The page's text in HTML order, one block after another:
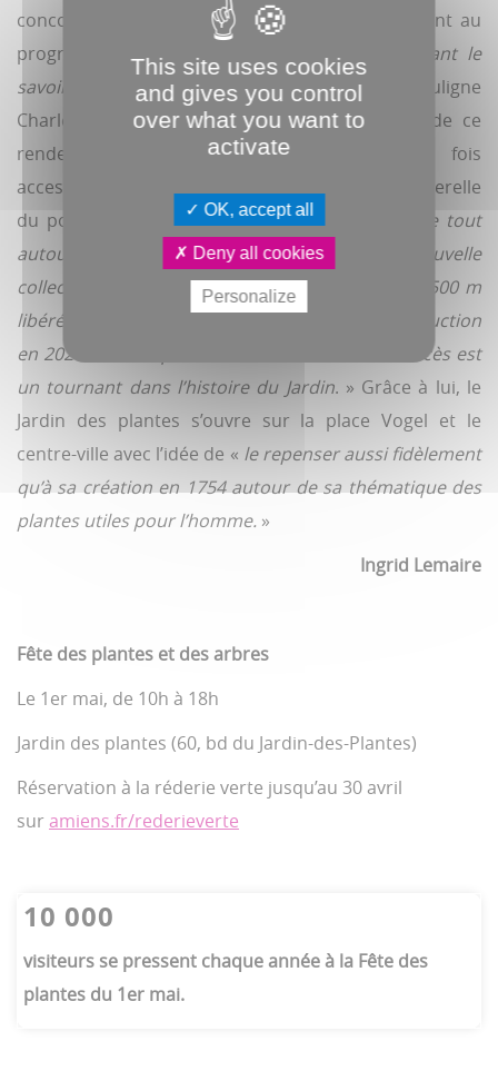
concours photo et visites guidées sont également au
programme. « Cette journée met aussi en avant le
savoir-faire des agents des espaces verts
», souligne
Charles Saint-Solieux, botaniste aux manettes de ce
rendez-vous qui sera pour la première fois
accessible
la rue des Déportés depuis la passerelle
du pont Bailey.
« De la décoration sera installée tout
autour afin d’initier la nouvelle
collection
progressivement aménagée sur les 3 500 m
libérés par la délocalisation des serres de production
en 2021 dans le quartier Marivaux. Ce nouvel accès est
un tournant dans l’histoire du Jardin. » Grâce à lui, le
Jardin des plantes s’ouvre sur la place Vogel et le
centre-ville avec l’idée de « le repenser aussi fidèlement
qu’à sa création en 1754 autour de sa thématique des
plantes utiles pour l’homme. »
Ingrid Lemaire
Fête des plantes et des arbres
Le 1er mai, de 10h à 18h
Jardin des plantes (60, bd du Jardin-des-Plantes)
Réservation à la réderie verte jusqu’au 30 avril
sur amiens.fr/rederieverte
10 000
visiteurs se pressent chaque année à la Fête des
plantes du 1er mai.
This site uses cookies
and gives you control
over what you want to
activate
OK, accept all
Deny all cookies
Personalize